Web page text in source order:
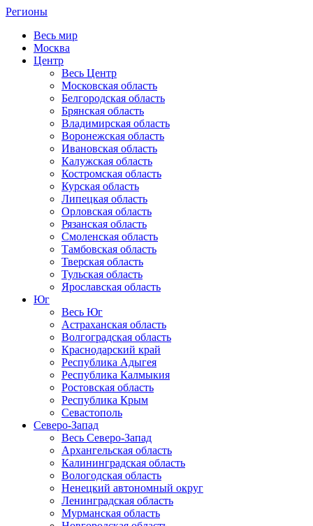
Регионы
Весь мир
Москва
Центр
Весь Центр
Московская область
Белгородская область
Брянская область
Владимирская область
Воронежская область
Ивановская область
Калужская область
Костромская область
Курская область
Липецкая область
Орловская область
Рязанская область
Смоленская область
Тамбовская область
Тверская область
Тульская область
Ярославская область
Юг
Весь Юг
Астраханская область
Волгоградская область
Краснодарский край
Республика Адыгея
Республика Калмыкия
Ростовская область
Республика Крым
Севастополь
Северо-Запад
Весь Северо-Запад
Архангельская область
Калининградская область
Вологодская область
Ненецкий автономный округ
Ленинградская область
Мурманская область